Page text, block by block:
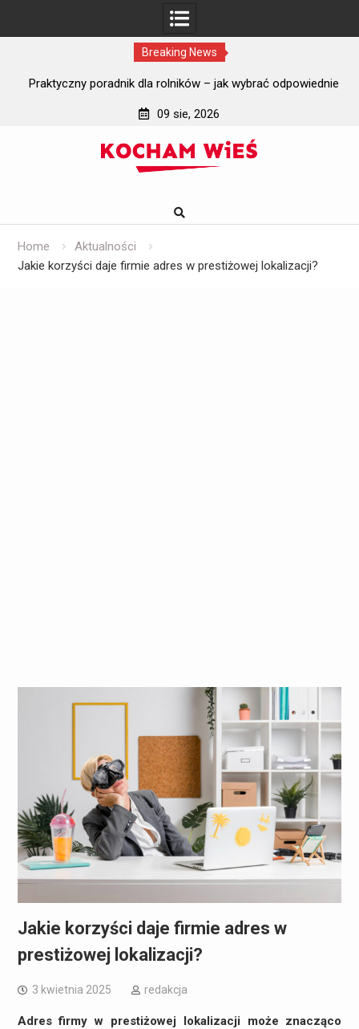
Breaking News
Jakie wymagania gruntowe trzeba spełnić przed instalacją
09 sie, 2026
Home
Aktualności
Jakie korzyści daje firmie adres w prestiżowej lokalizacji?
Jakie korzyści daje firmie adres w
prestiżowej lokalizacji?
3 kwietnia 2025 redakcja
Adres firmy w prestiżowej lokalizacji może znacząco